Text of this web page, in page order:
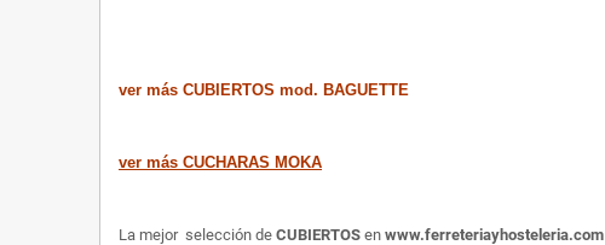
ver más CUBIERTOS mod. BAGUETTE
ver más CUCHARAS MOKA
La mejor selección de CUBIERTOS en www.ferreteriayhosteleria.com